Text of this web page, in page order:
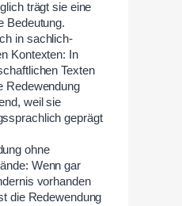
trägt sie eine
Bedeutung.
in sachlich-
Kontexten: In
Texten
Redewendung
weil sie
geprägt
ohne
Wenn gar
vorhanden
die Redewendung